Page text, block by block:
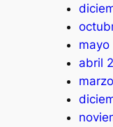
mayo
abril